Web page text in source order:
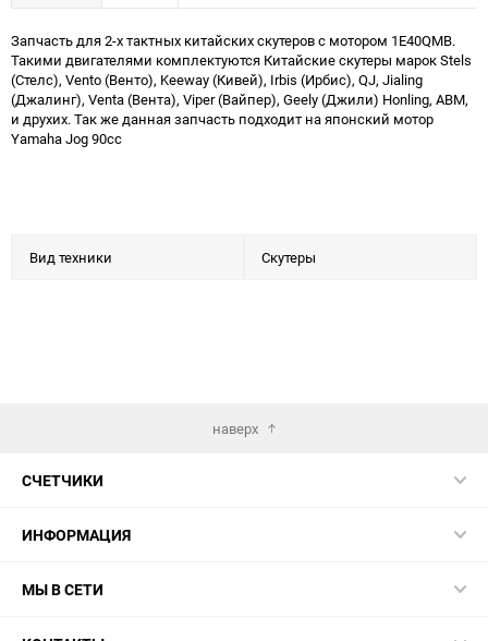
Запчасть для 2-х тактных китайских скутеров с мотором 1E40QMB.
Такими двигателями комплектуются Китайские скутеры марок Stels
(Стелс), Vento (Венто), Keeway (Кивей), Irbis (Ирбис), QJ, Jialing
(Джалинг), Venta (Вента), Viper (Вайпер), Geely (Джили) Honling, ABM,
и друхих. Так же данная запчасть подходит на японский мотор
Yamaha Jog 90сс
Вид техники Скутеры
наверх
СЧЕТЧИКИ
ИНФОРМАЦИЯ
МЫ В СЕТИ